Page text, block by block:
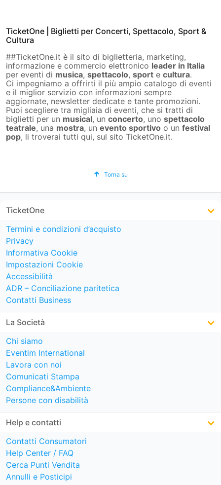
TicketOne | Biglietti per Concerti, Spettacolo, Sport &
Cultura
##TicketOne.it è il sito di biglietteria, marketing,
informazione e commercio elettronico leader in Italia
per eventi di musica, spettacolo, sport e cultura.
Ci impegniamo a offrirti il più ampio catalogo di eventi
e il miglior servizio con informazioni sempre
aggiornate, newsletter dedicate e tante promozioni.
Puoi scegliere tra migliaia di eventi, che si tratti di
biglietti per un musical, un concerto, uno spettacolo
teatrale, una mostra, un evento sportivo o un festival
pop, li troverai tutti qui, sul sito TicketOne.it.
Torna su
TicketOne
Termini e condizioni d’acquisto
Privacy
Informativa Cookie
Impostazioni Cookie
Accessibilità
ADR – Conciliazione paritetica
Contatti Business
La Società
Chi siamo
Eventim International
Lavora con noi
Comunicati Stampa
Compliance&Ambiente
Persone con disabilità
Help e contatti
Contatti Consumatori
Help Center / FAQ
Cerca Punti Vendita
Annulli e Posticipi